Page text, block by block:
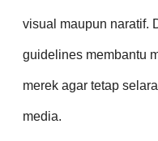
visual maupun naratif.
guidelines membantu
merek agar tetap
media.